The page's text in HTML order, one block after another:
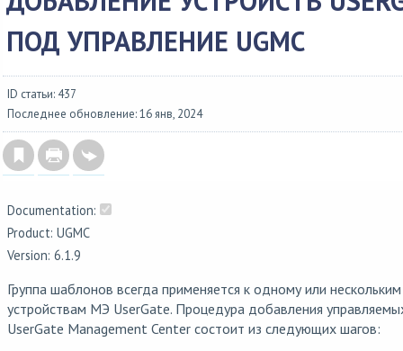
ПОД УПРАВЛЕНИЕ UGMC
ID статьи: 437
Последнее обновление: 16 янв, 2024
Documentation:
Product: UGMC
Version: 6.1.9
Группа шаблонов всегда применяется к одному или
устройствам МЭ UserGate. Процедура добавления
UserGate Management Center состоит из следующих шагов: